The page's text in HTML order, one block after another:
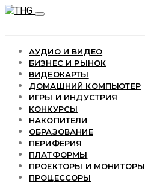
АУДИО И ВИДЕО
БИЗНЕС И РЫНОК
ВИДЕОКАРТЫ
ДОМАШНИЙ КОМПЬЮТЕР
ИГРЫ И ИНДУСТРИЯ
КОНКУРСЫ
НАКОПИТЕЛИ
ОБРАЗОВАНИЕ
ПЕРИФЕРИЯ
ПЛАТФОРМЫ
ПРОЕКТОРЫ И МОНИТОРЫ
ПРОЦЕССОРЫ